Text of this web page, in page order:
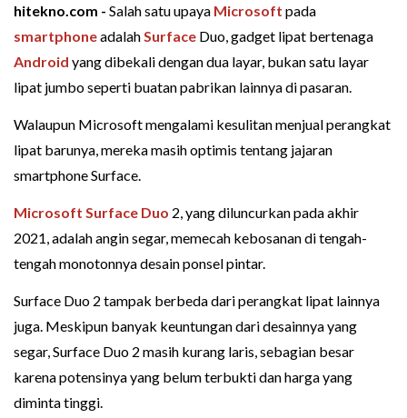
hitekno.com - Salah satu upaya Microsoft pada
smartphoneadalahSurface Duo, gadget lipat bertenaga
Android yang dibekali dengan dua layar, bukan satu layar
lipat jumbo seperti buatan pabrikan lainnya di pasaran.
Walaupun Microsoft mengalami kesulitan menjual perangkat
lipat barunya, mereka masih optimis tentang jajaran
smartphone Surface.
Microsoft Surface Duo 2, yang diluncurkan pada akhir
2021, adalah angin segar, memecah kebosanan di tengah-
tengah monotonnya desain ponsel pintar.
Surface Duo 2 tampak berbeda dari perangkat lipat lainnya
juga. Meskipun banyak keuntungan dari desainnya yang
segar, Surface Duo 2 masih kurang laris, sebagian besar
karena potensinya yang belum terbukti dan harga yang
diminta tinggi.